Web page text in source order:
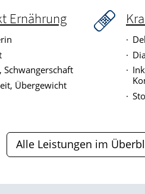
Ernährung
Übergewicht
Alle Leistungen im